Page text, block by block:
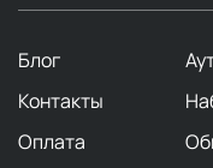
Блог
Контакты
Оплата